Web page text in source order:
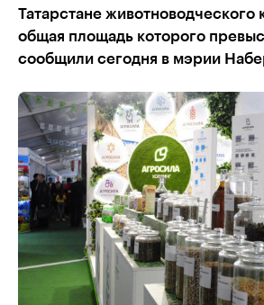
Татарстане животноводческого
общая площадь которого
сообщили сегодня в мэрии